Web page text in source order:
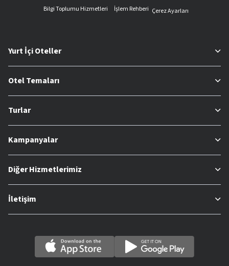
Bilgi Toplumu Hizmetleri
İşlem Rehberi Çerez Ayarları
Yurt İçi Oteller
Otel Temaları
Turlar
Kampanyalar
Diğer Hizmetlerimiz
İletişim